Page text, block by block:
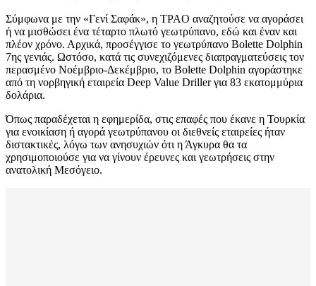
Σύμφωνα με την «Γενί Σαφάκ», η TPAO αναζητούσε να αγοράσει
ή να μισθώσει ένα τέταρτο πλωτό γεωτρύπανο, εδώ και έναν και
πλέον χρόνο. Αρχικά, προσέγγισε το γεωτρύπανο Bolette Dolphin
7ης γενιάς. Ωστόσο, κατά τις συνεχιζόμενες διαπραγματεύσεις τον
περασμένο Νοέμβριο-Δεκέμβριο, το Bolette Dolphin αγοράστηκε
από τη νορβηγική εταιρεία Deep Value Driller για 83 εκατομμύρια
δολάρια.
Όπως παραδέχεται η εφημερίδα, στις επαφές που έκανε η Τουρκία
για ενοικίαση ή αγορά γεωτρύπανου οι διεθνείς εταιρείες ήταν
διστακτικές, λόγω των ανησυχιών ότι η Άγκυρα θα τα
χρησιμοποιούσε για να γίνουν έρευνες και γεωτρήσεις στην
ανατολική Μεσόγειο.